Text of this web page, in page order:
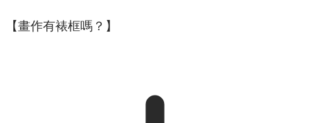
【畫作有裱框嗎？】